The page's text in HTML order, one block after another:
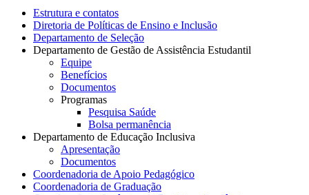
Estrutura e contatos
Diretoria de Políticas de Ensino e Inclusão
Departamento de Seleção
Departamento de Gestão de Assistência Estudantil
Equipe
Benefícios
Documentos
Programas
Pesquisa Saúde
Bolsa permanência
Departamento de Educação Inclusiva
Apresentação
Documentos
Coordenadoria de Apoio Pedagógico
Coordenadoria de Graduação